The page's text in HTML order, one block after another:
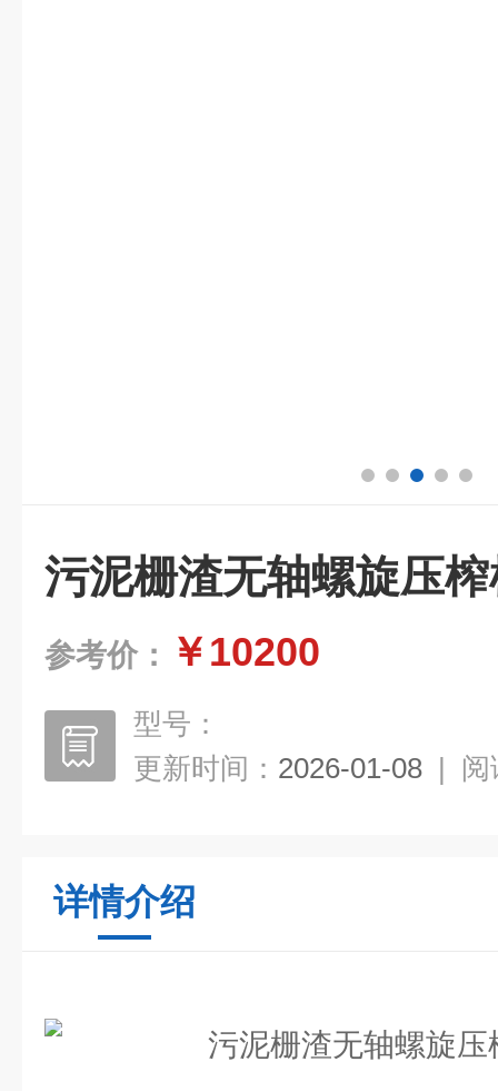
污泥栅渣无轴螺旋压
参考价： ￥10200
型号：
更新时间： 2026-01-08 | 阅
详情介绍